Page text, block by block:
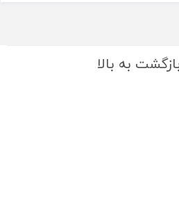
به بالا